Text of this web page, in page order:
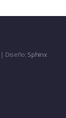
Diseño: Sphinx